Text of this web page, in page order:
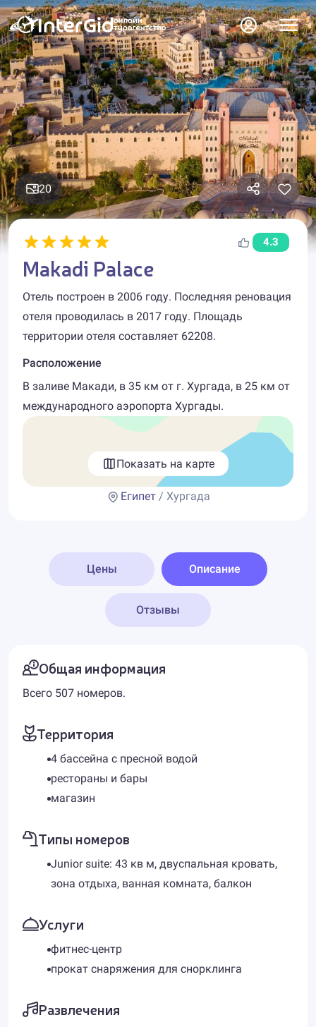
20
4.3
Makadi Palace
Отель построен в 2006 году. Последняя реновация
отеля проводилась в 2017 году. Площадь
территории отеля составляет 62208.
Расположение
В заливе Макади, в 35 км от г. Хургада, в 25 км от
международного аэропорта Хургады.
Показать на карте
Египет / Хургада
Цены Описание
Отзывы
Общая информация
Всего 507 номеров.
Территория
4 бассейна с пресной водой
рестораны и бары
магазин
Типы номеров
Junior suite: 43 кв м, двуспальная кровать,
зона отдыха, ванная комната, балкон
Услуги
фитнес-центр
прокат снаряжения для снорклинга
Развлечения